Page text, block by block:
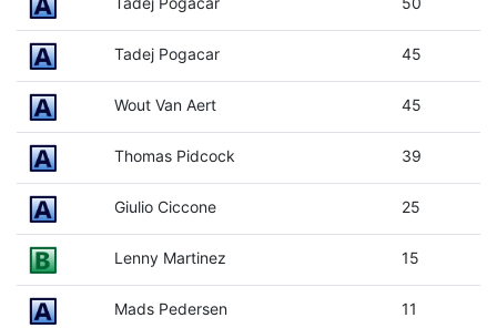
Tadej Pogacar 45
Wout Van Aert 45
Thomas Pidcock 39
Giulio Ciccone 25
Lenny Martinez 15
Mads Pedersen 11